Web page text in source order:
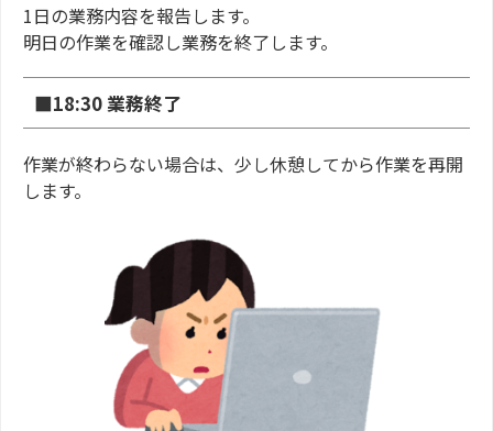
1日の業務内容を報告します。
明日の作業を確認し業務を終了します。
■18:30 業務終了
作業が終わらない場合は、少し休憩してから作業を再開
します。